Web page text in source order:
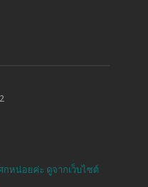
กหน่อยค่ะ ดูจากเว็บไซต์